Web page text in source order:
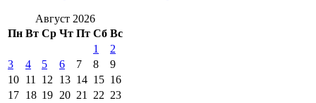
Август 2026
Пн Вт Ср Чт Пт Сб Вс
1
2
3
4 5 6 7 8
9
10 11 12 13 14 15 16
17 18 19 20 21 22 23